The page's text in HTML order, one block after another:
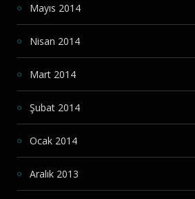
Mayıs 2014
Nisan 2014
Mart 2014
Şubat 2014
Ocak 2014
Aralık 2013